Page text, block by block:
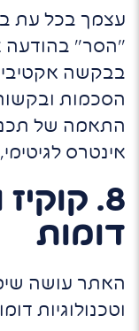
עצמך בכל עת
"הסר" בהודעה
בבקשה
הסכמות
התאמה של
אינטרס
8.
דומות
וטכנולוגיות